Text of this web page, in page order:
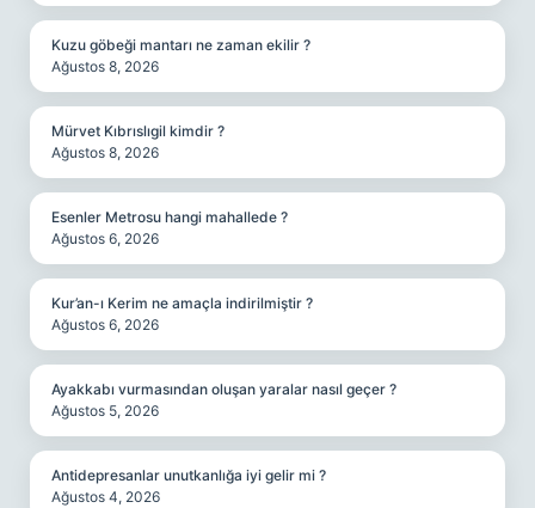
Kuzu göbeği mantarı ne zaman ekilir ?
Ağustos 8, 2026
Mürvet Kıbrıslıgil kimdir ?
Ağustos 8, 2026
Esenler Metrosu hangi mahallede ?
Ağustos 6, 2026
Kur’an-ı Kerim ne amaçla indirilmiştir ?
Ağustos 6, 2026
Ayakkabı vurmasından oluşan yaralar nasıl geçer ?
Ağustos 5, 2026
Antidepresanlar unutkanlığa iyi gelir mi ?
Ağustos 4, 2026